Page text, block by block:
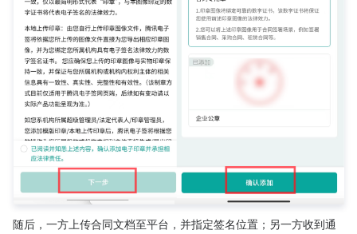
随后，一方上传合同文档至平台，并指定签名位置；另一方收到通